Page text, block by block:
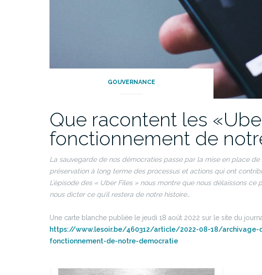
GOUVERNANCE
Que racontent les
fonctionnement de
La sauvegarde de nos démocraties passe par la mise en place
préservation à long terme des processus et actions qui ont
L’épisode des « Uber Files » nous montre que nous délaissons
nous dicter ce qu’il restera de notre histoire…
Une carte blanche publiée le jeudi 18 août 2022 sur le site du
https://www.lesoir.be/460312/article/2022-08-18/
fonctionnement-de-notre-democratie